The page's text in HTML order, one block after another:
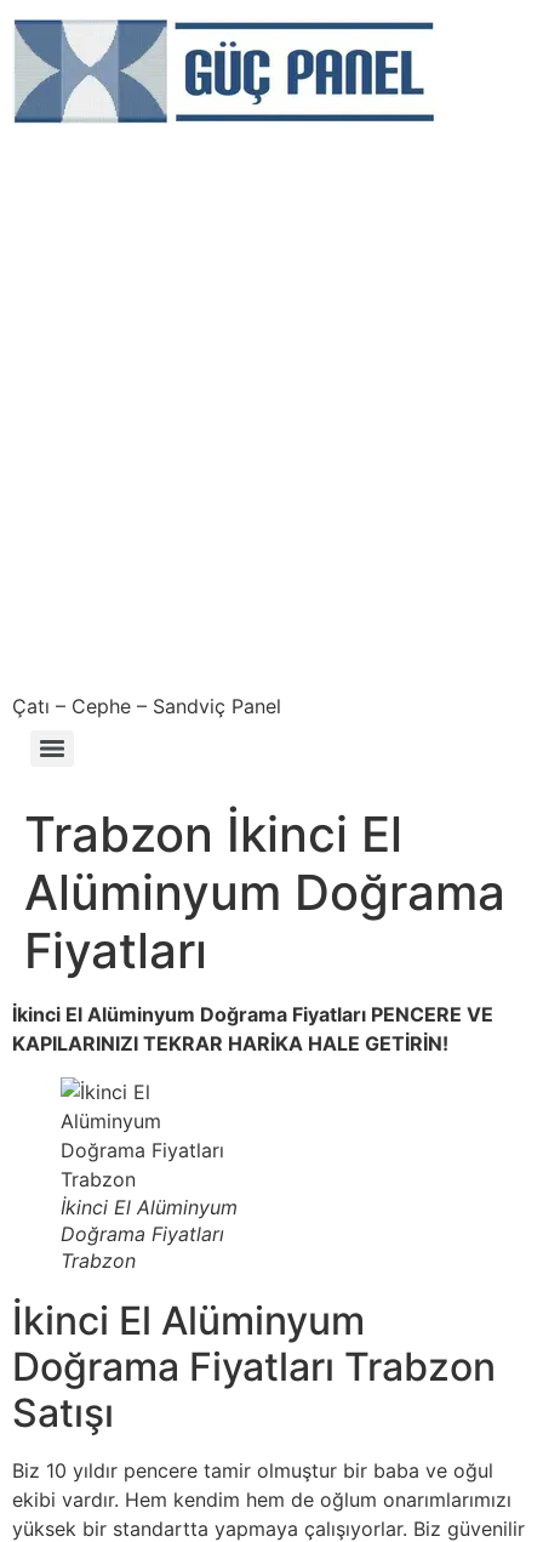
Çatı – Cephe – Sandviç Panel
Trabzon İkinci El
Alüminyum Doğrama
Fiyatları
İkinci El Alüminyum Doğrama Fiyatları PENCERE VE
KAPILARINIZI TEKRAR HARİKA HALE GETİRİN!
İkinci El Alüminyum
Doğrama Fiyatları
Trabzon
İkinci El Alüminyum
Doğrama Fiyatları Trabzon
Satışı
Biz 10 yıldır pencere tamir olmuştur bir baba ve oğul
ekibi vardır. Hem kendim hem de oğlum onarımlarımızı
yüksek bir standartta yapmaya çalışıyorlar. Biz güvenilir